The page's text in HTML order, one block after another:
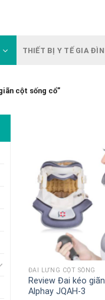
THIẾT BỊ Y TẾ GIA
cột sống cổ”
ĐAI LƯNG CỘT SỐNG
Review Đai kéo
Alphay JQAH-3